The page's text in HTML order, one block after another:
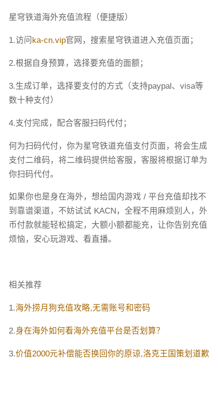
星穹铁道海外充值流程（便捷版）
1.访问 ka-cn.vip官网，搜索星穹铁道进入充值页面；
2.根据自身预算，选择要充值的面额；
3.生成订单，选择要支付的方式（支持paypal、visa等
数十种支付）
4.支付完成，配合客服扫码代付；
何为扫码代付，你为星穹铁道充值支付页面，将会生成
支付二维码，将二维码提供给客服，客服将根据订单为
你扫码代付。
如果你也是身在海外，想给国内游戏 / 平台充值却找不
到靠谱渠道，不妨试试 KACN，全程不用麻烦别人，外
币付款就能轻松搞定，大额小额都能充，让你告别充值
烦恼，安心玩游戏、看直播。
相关推荐
1.海外捞月狗充值攻略,无需账号和密码
2.身在海外如何看海外充值平台是否划算？
3.价值2000元补偿能否换回你的原谅,洛克王国策划道歉